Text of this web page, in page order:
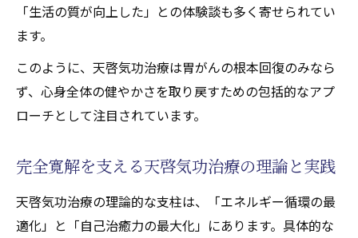
「生活の質が向上した」との体験談も多く寄せられてい
ます。
このように、天啓気功治療は胃がんの根本回復のみなら
ず、心身全体の健やかさを取り戻すための包括的なアプ
ローチとして注目されています。
完全寛解を支える天啓気功治療の理論と実践
天啓気功治療の理論的な支柱は、「エネルギー循環の最
適化」と「自己治癒力の最大化」にあります。具体的な